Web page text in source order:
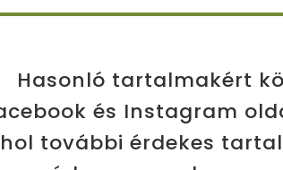
Hasonló tartalmakért
és Instagram
további érdekes